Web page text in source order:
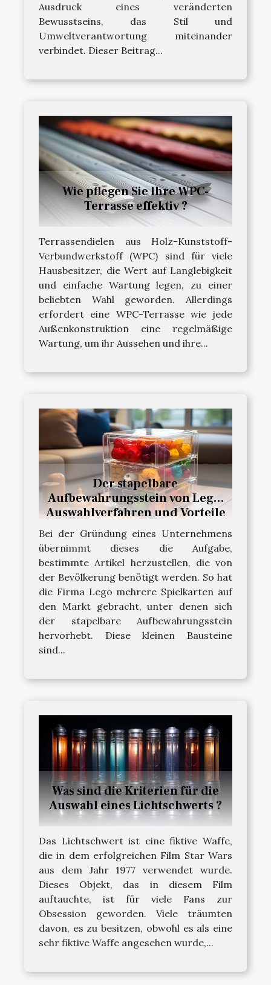
Ausdruck eines veränderten
Bewusstseins, das Stil und
Umweltverantwortung miteinander
verbindet. Dieser Beitrag...
Wie pflegen Sie Ihre WPC-
Terrasse effektiv ?
Terrassendielen aus Holz-Kunststoff-
Verbundwerkstoff (WPC) sind für viele
Hausbesitzer, die Wert auf Langlebigkeit
und einfache Wartung legen, zu einer
beliebten Wahl geworden. Allerdings
erfordert eine WPC-Terrasse wie jede
Außenkonstruktion eine regelmäßige
Wartung, um ihr Aussehen und ihre...
Der stapelbare
Aufbewahrungsstein von Lego:
Auswahlverfahren und Vorteile
Bei der Gründung eines Unternehmens
übernimmt dieses die Aufgabe,
bestimmte Artikel herzustellen, die von
der Bevölkerung benötigt werden. So hat
die Firma Lego mehrere Spielkarten auf
den Markt gebracht, unter denen sich
der stapelbare Aufbewahrungsstein
hervorhebt. Diese kleinen Bausteine
sind...
Was sind die Kriterien für die
Auswahl eines Lichtschwerts ?
Das Lichtschwert ist eine fiktive Waffe,
die in dem erfolgreichen Film Star Wars
aus dem Jahr 1977 verwendet wurde.
Dieses Objekt, das in diesem Film
auftauchte, ist für viele Fans zur
Obsession geworden. Viele träumten
davon, es zu besitzen, obwohl es als eine
sehr fiktive Waffe angesehen wurde,...